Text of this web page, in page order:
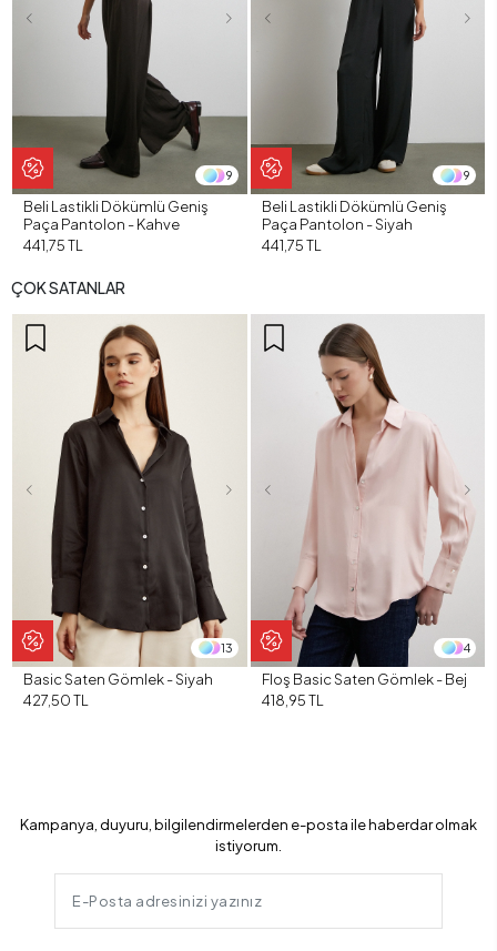
9
Beli Lastikli Dökümlü Geniş
Paça Pantolon - Kahve
441,75 TL
9
Beli Lastikli Dökümlü Geniş
Paça Pantolon - Siyah
441,75 TL
ÇOK SATANLAR
13
Basic Saten Gömlek - Siyah
427,50 TL
4
Floş Basic Saten Gömlek - Bej
418,95 TL
Kampanya, duyuru, bilgilendirmelerden e-posta ile haberdar olmak
istiyorum.